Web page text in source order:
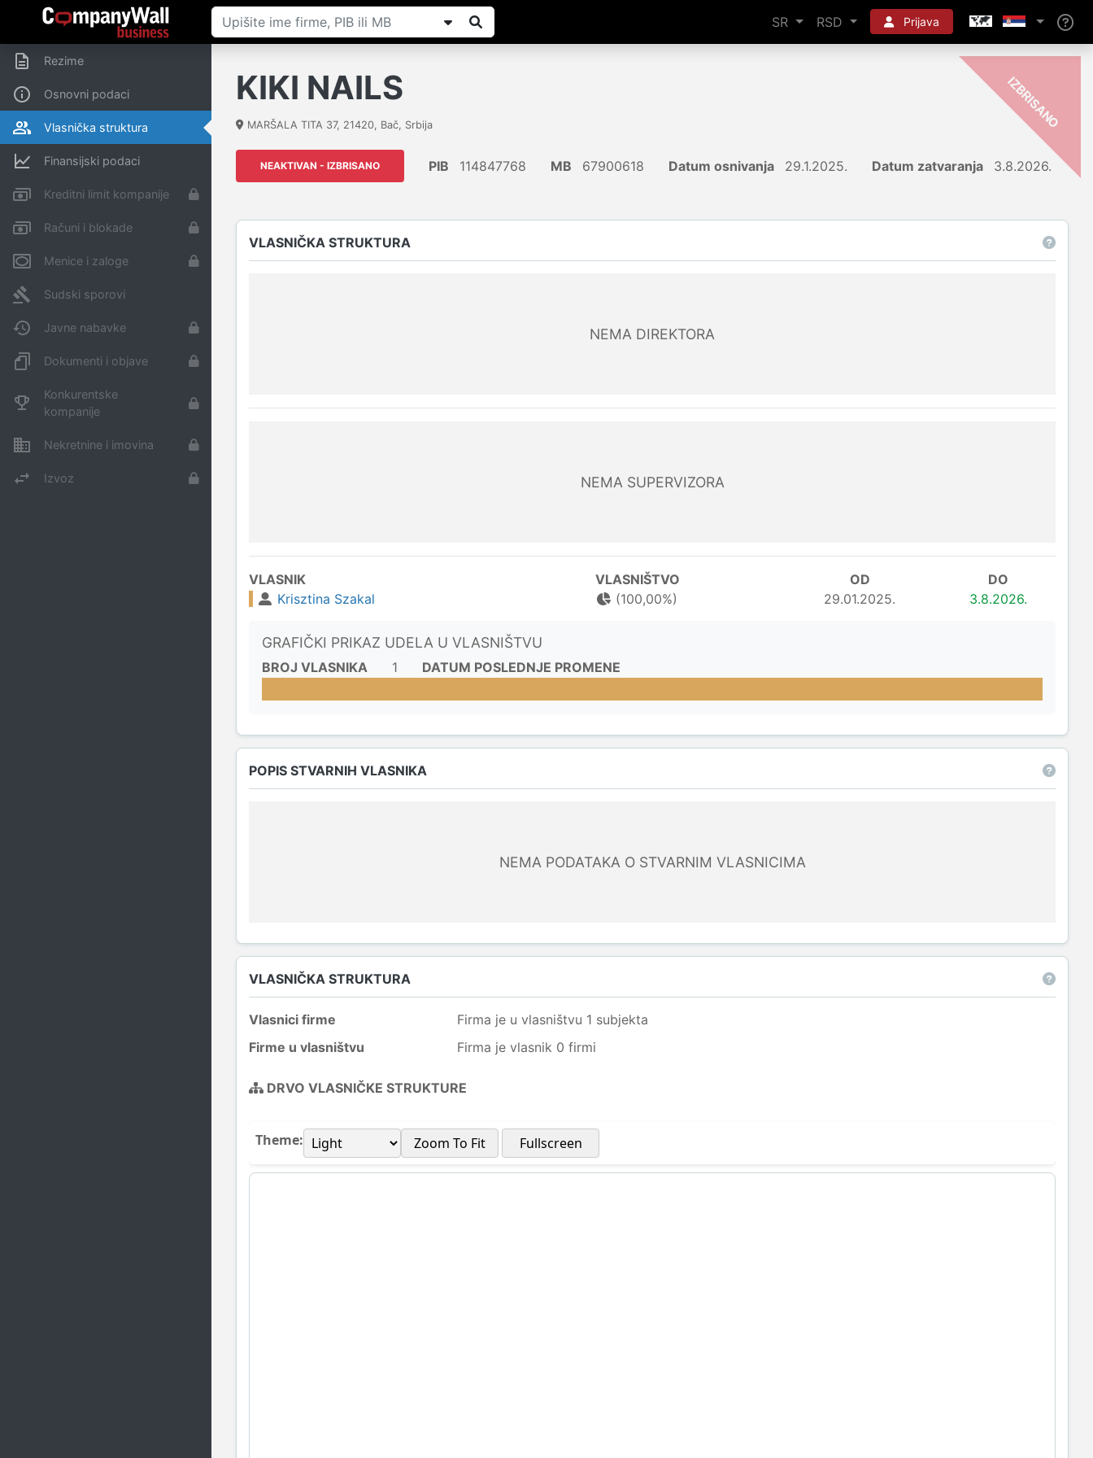
SR RSD Prijava
Rezime
Osnovni podaci
Vlasnička struktura
Finansijski podaci
Kreditni limit kompanije
Računi i blokade
Menice i zaloge
Sudski sporovi
Javne nabavke
Dokumenti i objave
Konkurentske
kompanije
Nekretnine i imovina
Izvoz
KIKI NAILS
MARŠALA TITA 37, 21420, Bač, Srbija -
O
NEAKTIVAN - IZBRISANO PIB 114847768 MB 67900618 Datum osnivanja 29.1.2025. Datum zatvaranja 3.8.2026.
VLASNIČKA STRUKTURA
NEMA DIREKTORA
NEMA SUPERVIZORA
VLASNIK VLASNIŠTVO OD
DO
Krisztina Szakal
(100,00%) 29.01.2025. 3.8.2026.
GRAFIČKI PRIKAZ UDELA U VLASNIŠTVU
BROJ VLASNIKA 1 DATUM POSLEDNJE PROMENE
POPIS STVARNIH VLASNIKA
NEMA PODATAKA O STVARNIM VLASNICIMA
VLASNIČKA STRUKTURA
Vlasnici firme
Firma je u vlasništvu 1 subjekta
Firme u vlasništvu
Firma je vlasnik 0 firmi
DRVO VLASNIČKE STRUKTURE
Theme: Zoom To Fit Fullscreen